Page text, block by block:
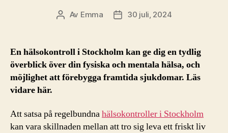
Inläggsförfattare
Av Emma Inläggsdatum
30 juli, 2024
En hälsokontroll i Stockholm kan ge dig en tydlig
överblick över din fysiska och mentala hälsa, och
möjlighet att förebygga framtida sjukdomar. Läs
vidare här.
Att satsa på regelbundnahälsokontroller i Stockholm
kan vara skillnaden mellan att tro sig leva ett friskt liv